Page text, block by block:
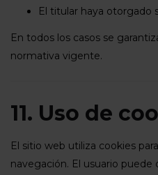
El titular haya otorgado
En todos los casos se
normativa vigente.
11. Uso de
El sitio web utiliza cookies
navegación. El usuario puede